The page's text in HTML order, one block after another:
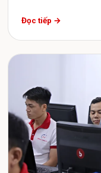
Đọc tiếp →